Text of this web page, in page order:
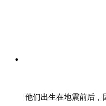
他们出生在地震前后